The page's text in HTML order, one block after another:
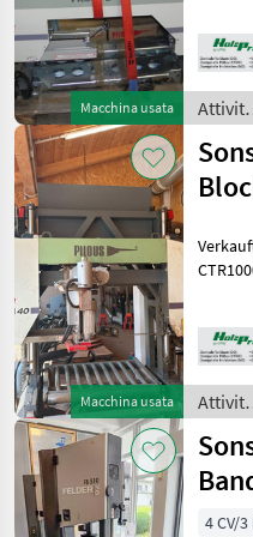
Sonstige
Mebor
Logosol
Hans Schreiner
Hammer
Mostra
tutti 9
MARKETPLACE
Marketplace
Offerte dei
rivenditori
Macchina usata
Druck-
e
del
Macchina usata
sehr
e
del
legno
4 CV/3